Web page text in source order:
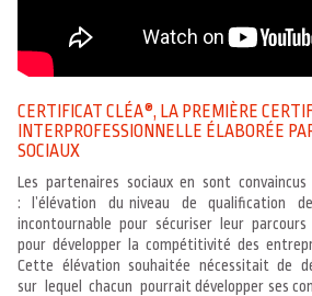
CERTIFICAT CLÉA®, LA PREMIÈRE
INTERPROFESSIONNELLE ÉLABORÉE
SOCIAUX
Les partenaires sociaux en sont convaincus depuis plusieurs années
: l’élévation du niveau de qualification
incontournable pour sécuriser leur
pour développer la compétitivité des
Cette élévation souhaitée nécessitait de
sur lequel chacun pourrait développer ses